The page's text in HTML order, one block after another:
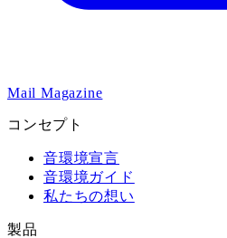
Mail Magazine
コンセプト
音環境宣言
音環境ガイド
私たちの想い
製品